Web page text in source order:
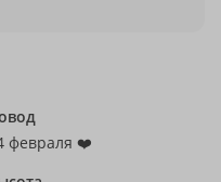
февраля ❤️